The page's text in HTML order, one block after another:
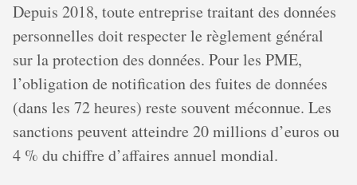
Depuis 2018, toute entreprise traitant des données
personnelles doit respecter le règlement général
sur la protection des données. Pour les PME,
l’obligation de notification des fuites de données
(dans les 72 heures) reste souvent méconnue. Les
sanctions peuvent atteindre 20 millions d’euros ou
4 % du chiffre d’affaires annuel mondial.